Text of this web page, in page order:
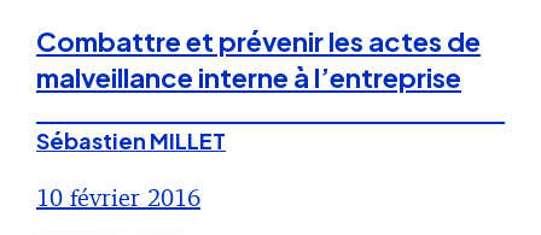
Combattre et prévenir les actes de
malveillance interne à l’entreprise
Sébastien MILLET
10 février 2016